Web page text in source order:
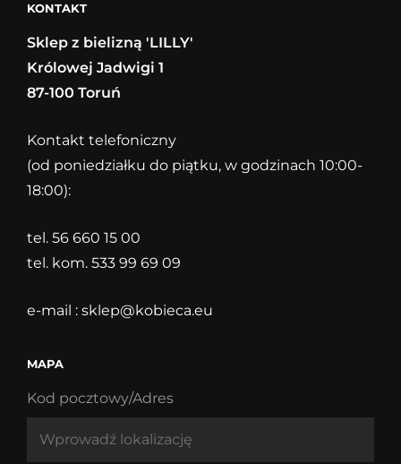
KONTAKT
Sklep z bielizną 'LILLY'
Królowej Jadwigi 1
87-100 Toruń
Kontakt telefoniczny
(od poniedziałku do piątku, w godzinach 10:00-
18:00):
tel. 56 660 15 00
tel. kom. 533 99 69 09
e-mail : sklep@kobieca.eu
MAPA
Kod pocztowy/Adres